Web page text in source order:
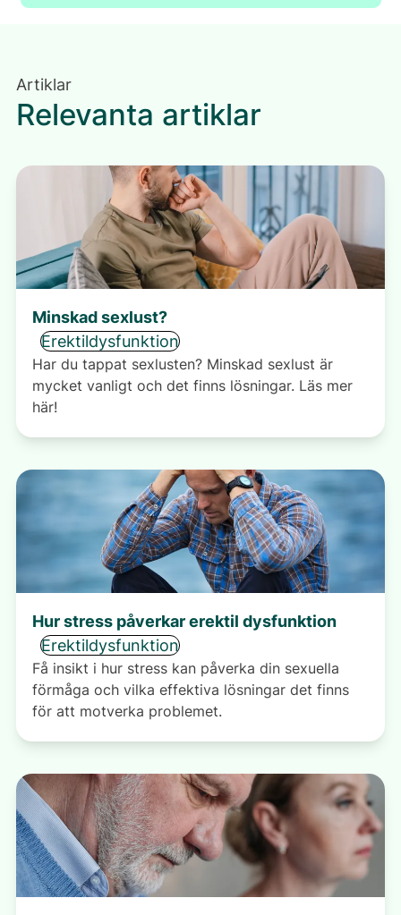
Artiklar
Relevanta artiklar
Minskad sexlust?
Erektildysfunktion
Har du tappat sexlusten? Minskad sexlust är
mycket vanligt och det finns lösningar. Läs mer
här!
Hur stress påverkar erektil dysfunktion
Erektildysfunktion
Få insikt i hur stress kan påverka din sexuella
förmåga och vilka effektiva lösningar det finns
för att motverka problemet.